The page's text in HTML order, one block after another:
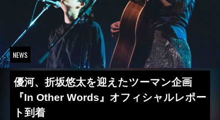
NEWS
優河、折坂悠太を迎えたツーマン企画
『In Other Words』オフィシャルレポー
ト到着